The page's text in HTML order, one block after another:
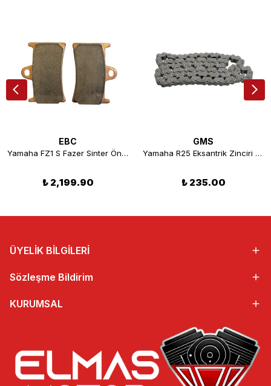
EBC
Yamaha FZ1 S Fazer Sinter Ön Disk Fren Balatası EBC FA252HH
₺ 2,199.90
GMS
Yamaha R25 Eksantrik Zinciri 4*5 118L
₺ 235.00
ÜYELİK BİLGİLERİ
Sözleşme Bildirim
KURUMSAL